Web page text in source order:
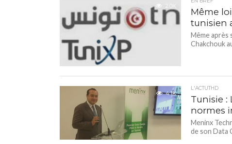
2.0K
Même
tunisien
Même après
Chakchouk
4.1K
L'ACTUTHD
Tunisie :
normes
Meninx
de son Data